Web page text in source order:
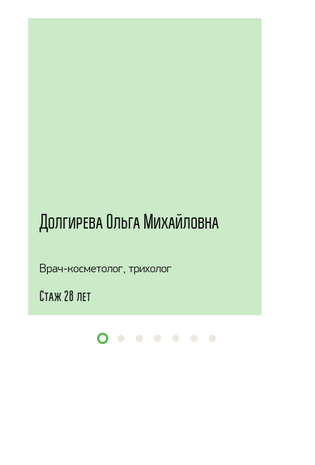
Долгирева Ольга Михайловна
Врач-косметолог, трихолог
Стаж 28 лет